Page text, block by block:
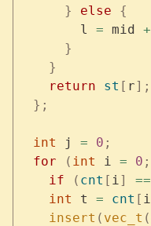
      }
else {
        l
= mid +
      }
    }
    return
st [ r];
  };
  int
j = 0 ;
  for
( int i = 0 ;
    if
( cnt [ i ] ==
    int
t = cnt [ i
    insert
( vec_t (